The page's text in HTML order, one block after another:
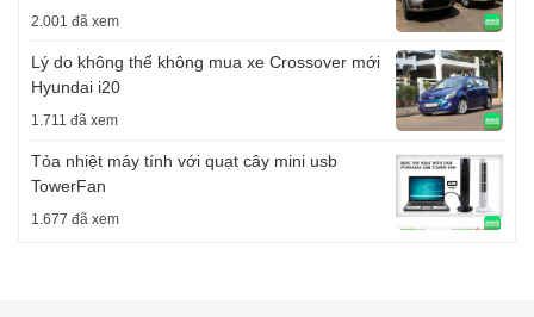
2.001 đã xem
Lý do không thể không mua xe Crossover mới
Hyundai i20
1.711 đã xem
Tỏa nhiệt máy tính với quạt cây mini usb
TowerFan
1.677 đã xem